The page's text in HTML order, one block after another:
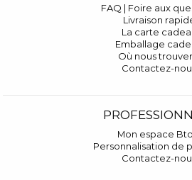
FAQ | Foire aux
Livraison
La carte
Emballage
Où nous
Contactez-
Mon espace
Personnalisation de
Contactez-